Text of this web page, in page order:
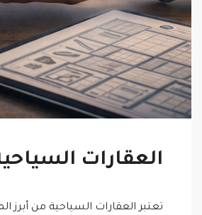
العقارات
تعتبر العقارات السياحية من